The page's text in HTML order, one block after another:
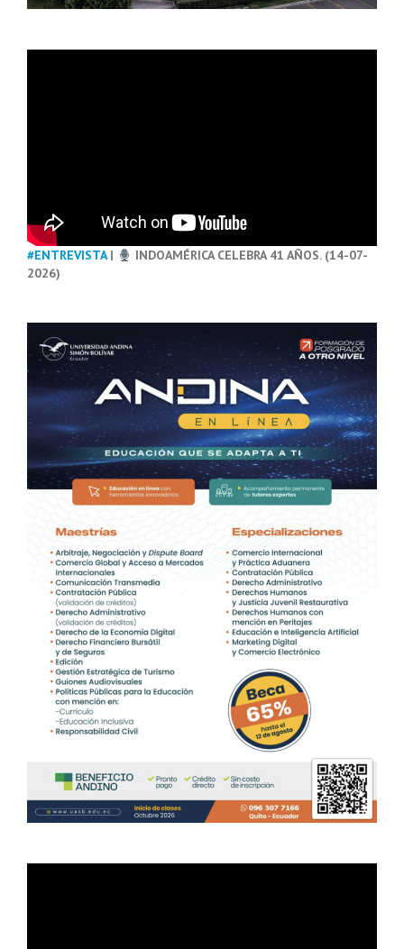
#ENTREVISTA|
INDOAMÉRICA CELEBRA 41 AÑOS. (14-07-
2026)